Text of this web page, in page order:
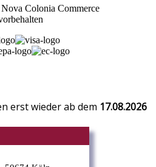
Colonia Commerce
erst wieder ab dem 17.08.2026